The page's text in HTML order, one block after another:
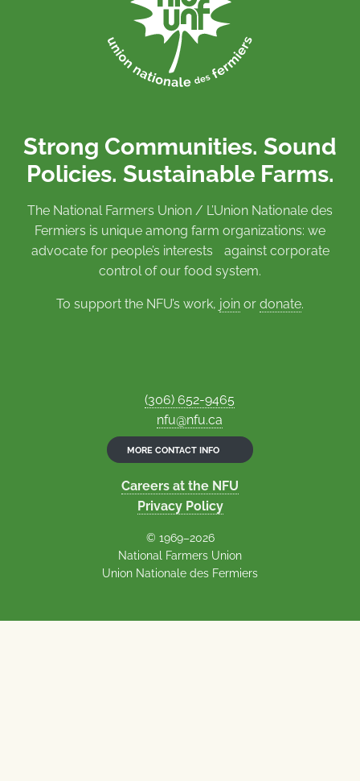
Strong Communities. Sound
Policies. Sustainable Farms.
The National Farmers Union / L’Union Nationale des
Fermiers is unique among farm organizations: we
advocate for people’s interests against corporate
control of our food system.
To support the NFU’s work, join or donate.
(306) 652-9465
nfu@nfu.ca
MORE CONTACT INFO
Careers at the NFU
Privacy Policy
© 1969–2026
National Farmers Union
Union Nationale des Fermiers